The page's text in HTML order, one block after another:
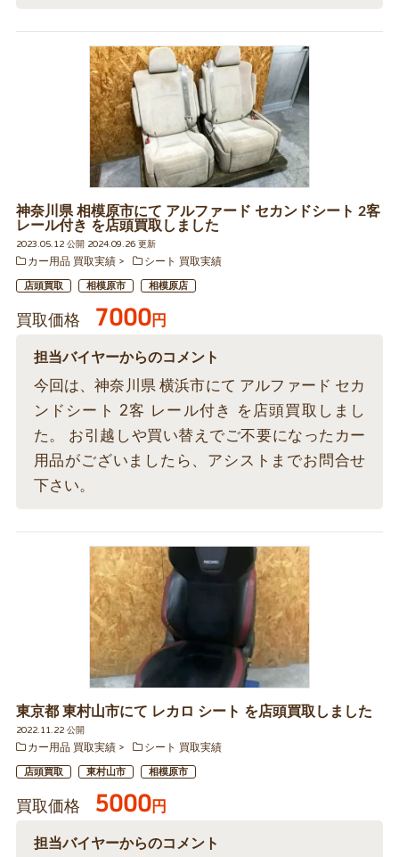
神奈川県 相模原市にて アルファード セカンドシート 2客
レール付き を店頭買取しました
2023.05.12 公開 2024.09.26 更新
カー用品 買取実績
シート 買取実績
店頭買取 相模原市 相模原店
買取価格 7000円
担当バイヤーからのコメント
今回は、神奈川県 横浜市にて アルファード セカ
ンドシート 2客 レール付き を店頭買取しまし
た。 お引越しや買い替えでご不要になったカー
用品がございましたら、アシストまでお問合せ
下さい。
東京都 東村山市にて レカロ シート を店頭買取しました
2022.11.22 公開
カー用品 買取実績
シート 買取実績
店頭買取 東村山市 相模原市
買取価格 5000円
担当バイヤーからのコメント